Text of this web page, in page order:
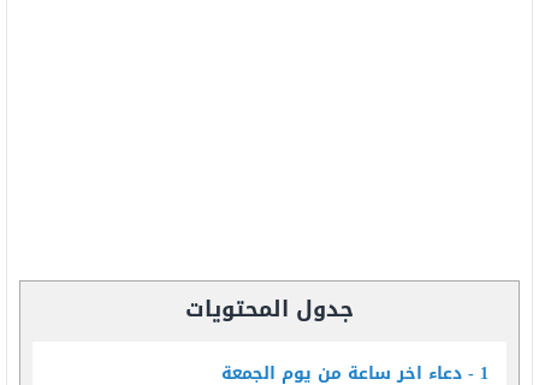
جدول المحتويات
1 دعاء اخر ساعة من يوم الجمعة